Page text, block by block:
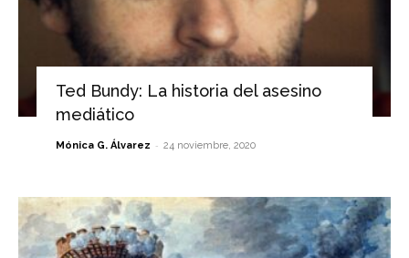
Ted Bundy: La historia del asesino
mediático
Mónica G. Álvarez - 24 noviembre, 2020